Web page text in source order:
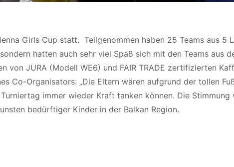
Girls Cup statt. Teilgenommen haben 25 Teams aus 5
hatten auch sehr viel Spaß sich mit den Teams aus
von JURA (Modell WE6) und FAIR TRADE zertifizierten
Co-Organisators: „Die Eltern wären aufgrund der tollen
immer wieder Kraft tanken können. Die
bedürftiger Kinder in der Balkan Region.